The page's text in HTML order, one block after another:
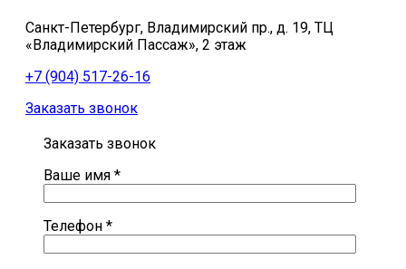
Санкт-Петербург, Владимирский пр., д. 19, ТЦ
«Владимирский Пассаж», 2 этаж
+7 (904) 517-26-16
Заказать звонок
Заказать звонок
Ваше имя *
Телефон *